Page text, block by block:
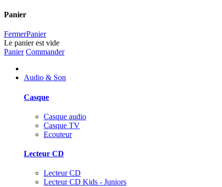
Panier
FermerPanier
Le panier est vide
Panier Commander
Audio & Son
Casque
Casque audio
Casque TV
Ecouteur
Lecteur CD
Lecteur CD
Lecteur CD Kids - Juniors